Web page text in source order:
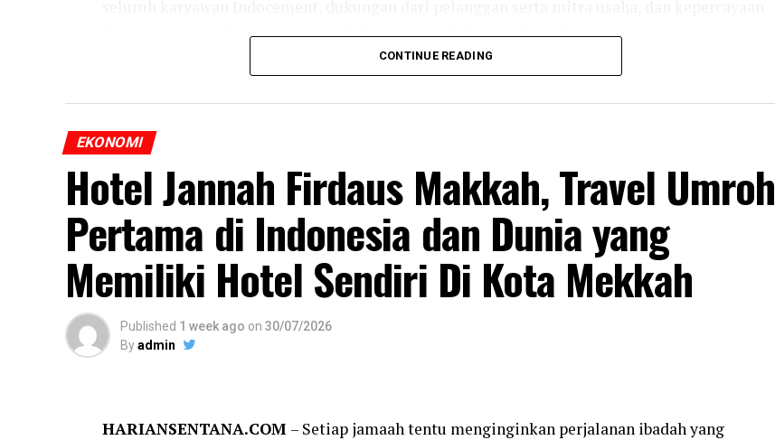
dari pemegang saham, pemerintah, dan pemangku kepentingan lainnya.
“Lima puluh satu tahun merupakan perjalanan panjang yang dibangun melalui kerja keras,
ketangguhan, dan semangat kebersamaan. Dengan menghayati nilai harmoni, kreativitas,
tambah bagi para pemangku kepentingan dan Indonesia,” ujar Direktur Utama Indocement.
CONTINUE READING
EKONOMI
Hotel Jannah Firdaus Makkah, Travel Umroh
Pertama di Indonesia dan Dunia yang
Memiliki Hotel Sendiri Di Kota Mekkah
Published 1 week ago on 30/07/2026
Byadmin
HARIANSENTANA.COM – Setiap jamaah tentu menginginkan perjalanan ibadah yang